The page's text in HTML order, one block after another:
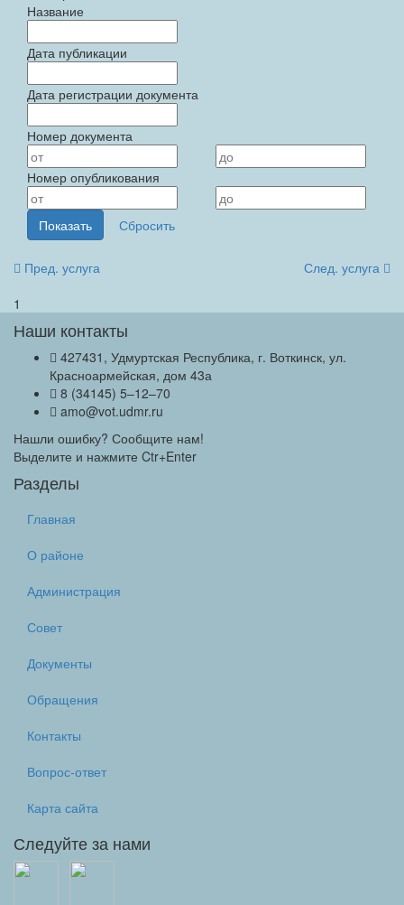
Название
Дата публикации
Дата регистрации документа
Номер документа
Номер опубликования
След. услуга
Пред. услуга
1
Наши контакты
427431, Удмуртская Республика, г. Воткинск, ул.
Красноармейская, дом 43а
8 (34145) 5–12–70
amo@vot.udmr.ru
Нашли ошибку? Сообщите нам!
Выделите и нажмите Ctr+Enter
Разделы
Главная
О районе
Администрация
Совет
Документы
Обращения
Контакты
Вопрос-ответ
Карта сайта
Следуйте за нами